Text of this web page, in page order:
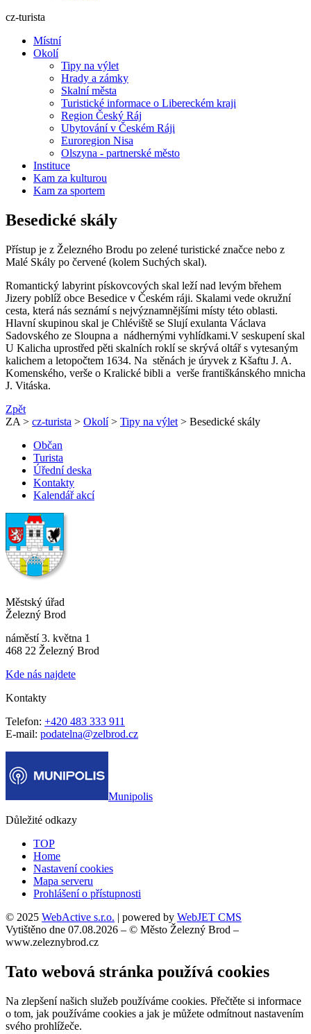
cz-turista
Místní
Okolí
Tipy na výlet
Hrady a zámky
Skalní města
Turistické informace o Libereckém kraji
Region Český Ráj
Ubytování v Českém Ráji
Euroregion Nisa
Olszyna - partnerské město
Instituce
Kam za kulturou
Kam za sportem
Besedické skály
Přístup je z Železného Brodu po zelené turistické značce nebo z
Malé Skály po červené (kolem Suchých skal).
Romantický labyrint pískovcových skal leží nad levým břehem
Jizery poblíž obce Besedice v Českém ráji. Skalami vede okružní
cesta, která nás seznámí s nejvýznamnějšími místy této oblasti.
Hlavní skupinou skal je Chléviště se Slují exulanta Václava
Sadovského ze Sloupna a nádhernými vyhlídkami.V seskupení skal
U Kalicha uprostřed pěti skalních roklí se skrývá oltář s vytesaným
kalichem a letopočtem 1634. Na stěnách je úryvek z Kšaftu J. A.
Komenského, verše o Kralické bibli a verše františkánského mnicha
J. Vitáska.
Zpět
ZA > cz-turista > Okolí> Tipy na výlet > Besedické skály
Občan
Turista
Úřední deska
Kontakty
Kalendář akcí
Městský úřad
Železný Brod
náměstí 3. května 1
468 22 Železný Brod
Kde nás najdete
Kontakty
Telefon: +420 483 333 911
E-mail: podatelna@zelbrod.cz
Munipolis
Důležité odkazy
TOP
Home
Nastavení cookies
Mapa serveru
Prohlášení o přístupnosti
© 2025 WebActive s.r.o. | powered by WebJET CMS
Vytištěno dne 07.08.2026 – © Město Železný Brod –
www.zeleznybrod.cz
Tato webová stránka používá cookies
Na zlepšení našich služeb používáme cookies. Přečtěte si informace
o tom, jak používáme cookies a jak je můžete odmítnout nastavením
svého prohlížeče.